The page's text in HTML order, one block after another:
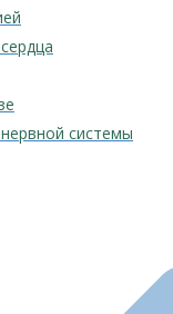
системы